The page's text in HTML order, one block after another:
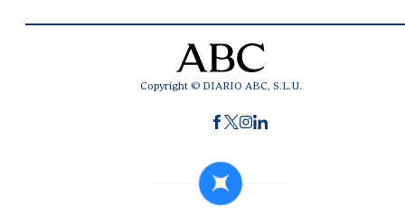
Copyright © DIARIO ABC, S.L.U.